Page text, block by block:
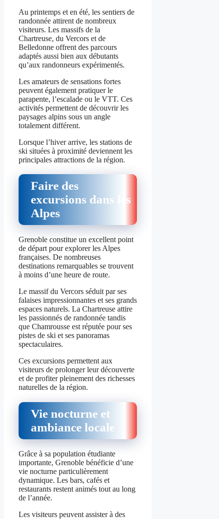
Au printemps et en été, les sentiers de
randonnée attirent de nombreux
visiteurs. Les massifs de la
Chartreuse, du Vercors et de
Belledonne offrent des parcours
adaptés aussi bien aux débutants
qu’aux randonneurs expérimentés.
Les amateurs de sensations fortes
peuvent également pratiquer le
parapente, l’escalade ou le VTT. Ces
activités permettent de découvrir les
paysages alpins sous un angle
totalement différent.
Lorsque l’hiver arrive, les stations de
ski situées à proximité deviennent les
principales attractions de la région.
Faire des
excursions dans les
Alpes
Grenoble constitue un excellent point
de départ pour explorer les Alpes
françaises. De nombreuses
destinations remarquables se trouvent
à moins d’une heure de route.
Le massif du Vercors séduit par ses
falaises impressionnantes et ses grands
espaces naturels. La Chartreuse attire
les passionnés de randonnée tandis
que Chamrousse est réputée pour ses
pistes de ski et ses panoramas
spectaculaires.
Ces excursions permettent aux
visiteurs de prolonger leur découverte
et de profiter pleinement des richesses
naturelles de la région.
Vie nocturne et
ambiance locale
Grâce à sa population étudiante
importante, Grenoble bénéficie d’une
vie nocturne particulièrement
dynamique. Les bars, cafés et
restaurants restent animés tout au long
de l’année.
Les visiteurs peuvent assister à des